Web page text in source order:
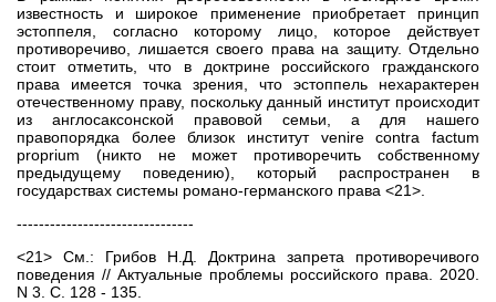
известность и широкое применение приобретает принцип
эстоппеля, согласно которому лицо, которое действует
противоречиво, лишается своего права на защиту. Отдельно
стоит отметить, что в доктрине российского гражданского
права имеется точка зрения, что эстоппель нехарактерен
отечественному праву, поскольку данный институт происходит
из англосаксонской правовой семьи, а для нашего
правопорядка более близок институт venire contra factum
proprium (никто не может противоречить собственному
предыдущему поведению), который распространен в
государствах системы романо-германского права <21>.
--------------------------------
<21> См.: Грибов Н.Д. Доктрина запрета противоречивого
поведения // Актуальные проблемы российского права. 2020.
N 3. С. 128 - 135.